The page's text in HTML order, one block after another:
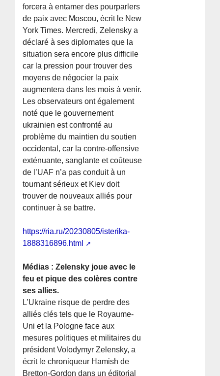
forcera à entamer des pourparlers
de paix avec Moscou, écrit le New
York Times. Mercredi, Zelensky a
déclaré à ses diplomates que la
situation sera encore plus difficile
car la pression pour trouver des
moyens de négocier la paix
augmentera dans les mois à venir.
Les observateurs ont également
noté que le gouvernement
ukrainien est confronté au
problème du maintien du soutien
occidental, car la contre-offensive
exténuante, sanglante et coûteuse
de l’UAF n’a pas conduit à un
tournant sérieux et Kiev doit
trouver de nouveaux alliés pour
continuer à se battre.
https://ria.ru/20230805/isterika-
1888316896.html
Médias : Zelensky joue avec le
feu et pique des colères contre
ses allies.
L’Ukraine risque de perdre des
alliés clés tels que le Royaume-
Uni et la Pologne face aux
mesures politiques et militaires du
président Volodymyr Zelensky, a
écrit le chroniqueur Hamish de
Bretton-Gordon dans un éditorial